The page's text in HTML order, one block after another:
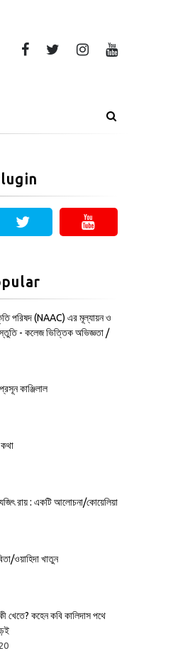
পরিষদ (NAAC) এর মূল্যায়ন ও
- কলেজ ভিত্তিক অভিজ্ঞতা /
কাঞ্জিলাল
কথা
রায় : একটি আলোচনা/কোয়েলিয়া
ওয়াহিদা খাতুন
খেতে? কহেন কবি কালিদাস পথে